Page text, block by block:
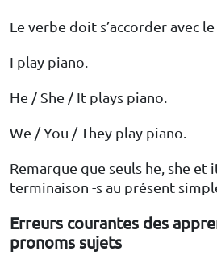
Le verbe doit s’accorder avec
I play piano.
He / She / It plays piano.
We / You / They play piano.
Remarque que seuls he, she et
terminaison -s au présent
Erreurs courantes des
pronoms sujets